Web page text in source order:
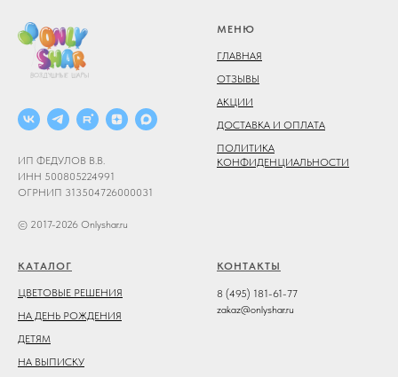
ИП ФЕДУЛОВ В.В.
ИНН 500805224991
ОГРНИП 313504726000031
© 2017-2026 Onlyshar.ru
МЕНЮ
ГЛАВНАЯ
ОТЗЫВЫ
АКЦИИ
ДОСТАВКА И ОПЛАТА
ПОЛИТИКА
КОНФИДЕНЦИАЛЬНОСТИ
КАТАЛОГ
ЦВЕТОВЫЕ РЕШЕНИЯ
НА ДЕНЬ РОЖДЕНИЯ
ДЕТЯМ
НА ВЫПИСКУ
КОНТАКТЫ
8 (495) 181-61-77
zakaz@onlyshar.ru